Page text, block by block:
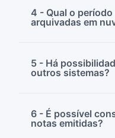
4 - Qual o
arquivadas em
5 - Há
outros sistemas?
6 - É possível
notas emitidas?